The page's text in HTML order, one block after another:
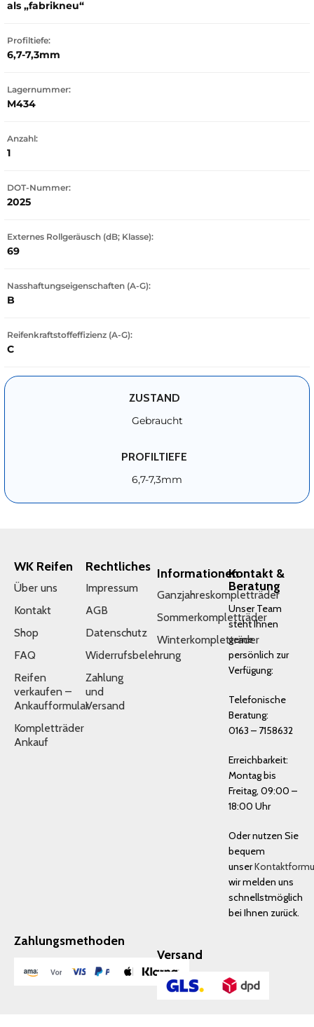
als „fabrikneu“
Profiltiefe:
6,7-7,3mm
Lagernummer:
M434
Anzahl:
1
DOT-Nummer:
2025
Externes Rollgeräusch (dB; Klasse):
69
Nasshaftungseigenschaften (A-G):
B
Reifenkraftstoffeffizienz (A-G):
C
ZUSTAND
Gebraucht
PROFILTIEFE
6,7-7,3mm
WK Reifen
Über uns
Kontakt
Shop
FAQ
Reifen
verkaufen –
Ankaufformular
Kompletträder
Ankauf
Rechtliches
Impressum
AGB
Datenschutz
Widerrufsbelehrung
Zahlung
und
Versand
Informationen
Ganzjahreskompletträder
Sommerkompletträder
Winterkompletträder
Kontakt &
Beratung
Unser Team
steht Ihnen
gerne
persönlich zur
Verfügung:
Telefonische
Beratung:
0163 – 7158632
Erreichbarkeit:
Montag bis
Freitag, 09:00 –
18:00 Uhr
Oder nutzen Sie
bequem
unser
wir melden uns
schnellstmöglich
bei Ihnen zurück.
Zahlungsmethoden
Versand